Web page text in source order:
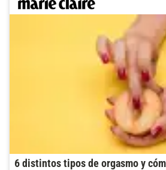
6 distintos tipos de orgasmo y